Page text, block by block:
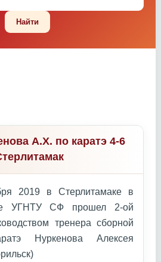
А.Х. по каратэ 4-6
2019 в Стерлитамаке в
УГНТУ СФ прошел 2-ой
тренера сборной
Нуркенова Алексея